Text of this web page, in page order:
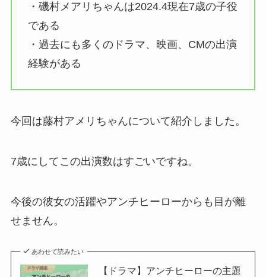
・磯村メアリちゃんは2024.4現在7歳の子役
である
・過去にも多くのドラマ、映画、CMの出演
経験がある
今回は藤村アメリちゃんについて紹介しました。
7歳にしてこの出演数はすごいですね。
今後の彼女の活躍やアンチヒーローからも目が離
せません。
あわせて読みたい
【ドラマ】アンチヒーローの主題